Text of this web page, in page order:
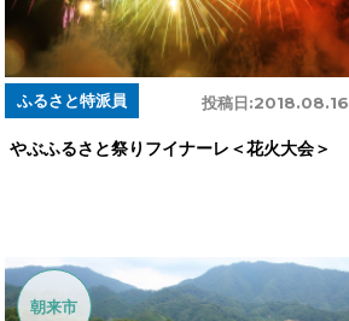
投稿日:2018.08.16
ふるさと特派員
やぶふるさと祭りフイナーレ＜花火大会＞
朝来市